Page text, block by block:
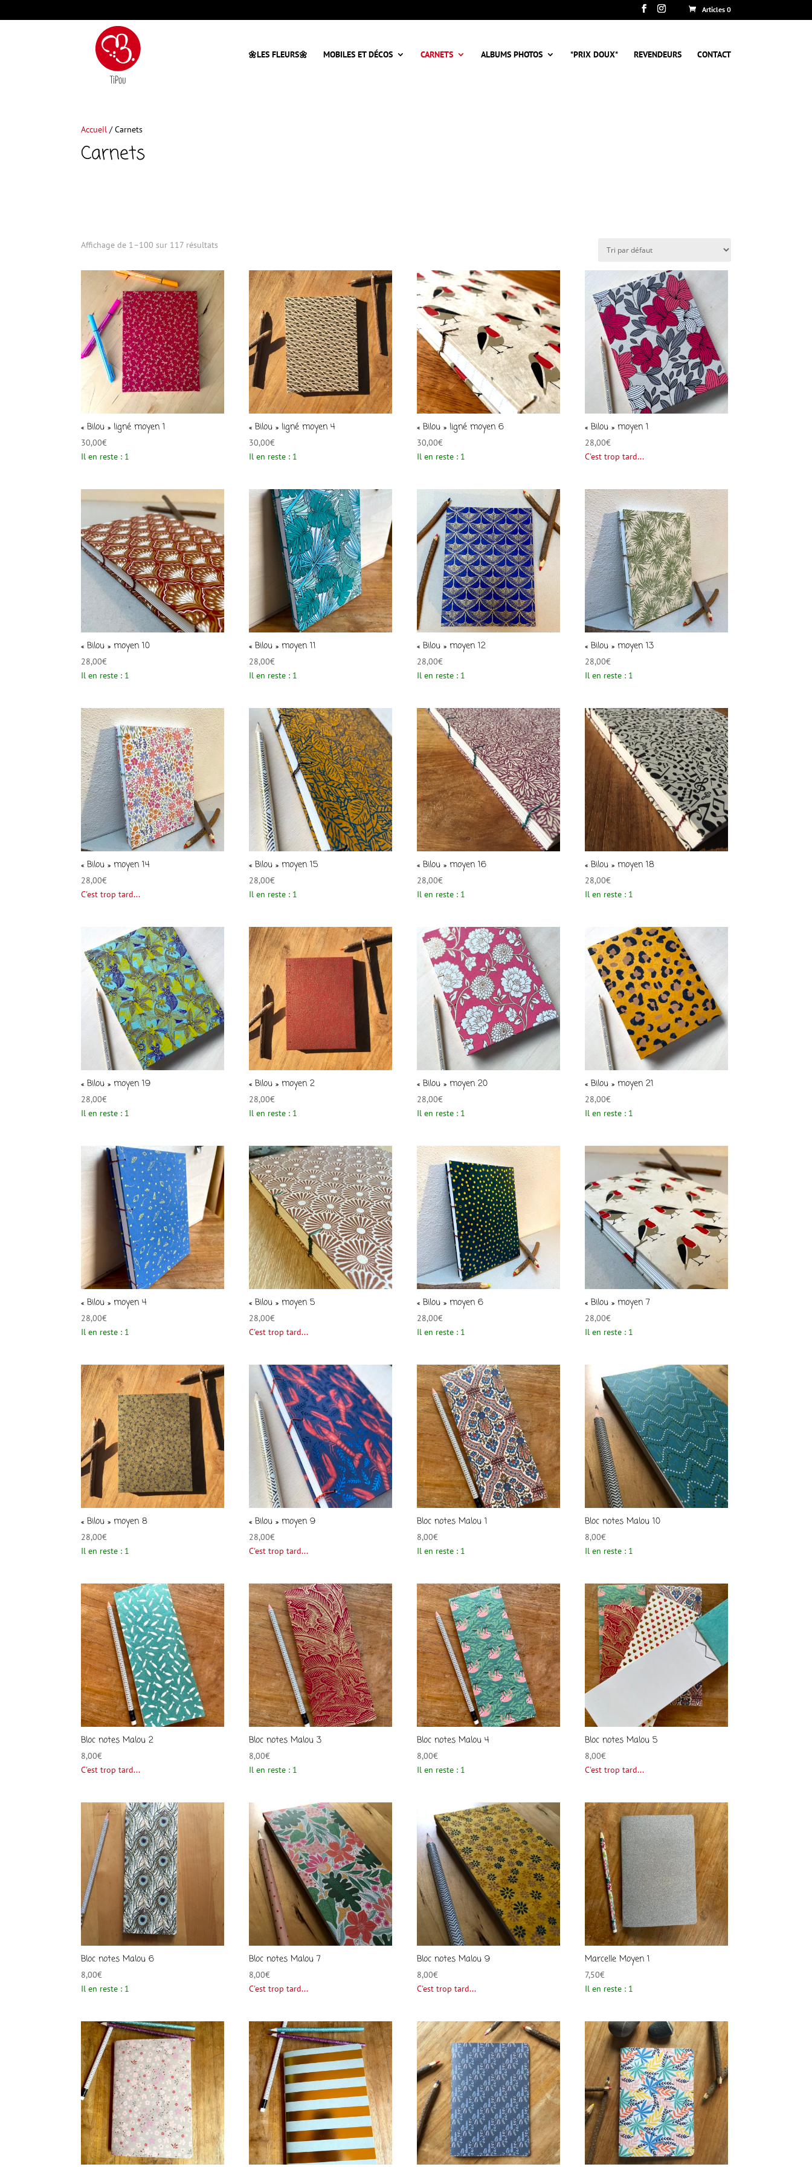
Articles 0
🌼LES FLEURS🌼 MOBILES ET DÉCOS CARNETS ALBUMS PHOTOS *PRIX DOUX* REVENDEURS CONTACT
Accueil / Carnets
Carnets
Affichage de 1–100 sur 117 résultats
« Bilou » ligné moyen 1
30,00€
Il en reste : 1
« Bilou » ligné moyen 4
30,00€
Il en reste : 1
« Bilou » ligné moyen 6
30,00€
Il en reste : 1
« Bilou » moyen 1
28,00€
C'est trop tard...
« Bilou » moyen 10
28,00€
Il en reste : 1
« Bilou » moyen 11
28,00€
Il en reste : 1
« Bilou » moyen 12
28,00€
Il en reste : 1
« Bilou » moyen 13
28,00€
Il en reste : 1
« Bilou » moyen 14
28,00€
C'est trop tard...
« Bilou » moyen 15
28,00€
Il en reste : 1
« Bilou » moyen 16
28,00€
Il en reste : 1
« Bilou » moyen 18
28,00€
Il en reste : 1
« Bilou » moyen 19
28,00€
Il en reste : 1
« Bilou » moyen 2
28,00€
Il en reste : 1
« Bilou » moyen 20
28,00€
Il en reste : 1
« Bilou » moyen 21
28,00€
Il en reste : 1
« Bilou » moyen 4
28,00€
Il en reste : 1
« Bilou » moyen 5
28,00€
C'est trop tard...
« Bilou » moyen 6
28,00€
Il en reste : 1
« Bilou » moyen 7
28,00€
Il en reste : 1
« Bilou » moyen 8
28,00€
Il en reste : 1
« Bilou » moyen 9
28,00€
C'est trop tard...
Bloc notes Malou 1
8,00€
Il en reste : 1
Bloc notes Malou 10
8,00€
Il en reste : 1
Bloc notes Malou 2
8,00€
C'est trop tard...
Bloc notes Malou 3
8,00€
Il en reste : 1
Bloc notes Malou 4
8,00€
Il en reste : 1
Bloc notes Malou 5
8,00€
C'est trop tard...
Bloc notes Malou 6
8,00€
Il en reste : 1
Bloc notes Malou 7
8,00€
C'est trop tard...
Bloc notes Malou 9
8,00€
C'est trop tard...
Marcelle Moyen 1
7,50€
Il en reste : 1